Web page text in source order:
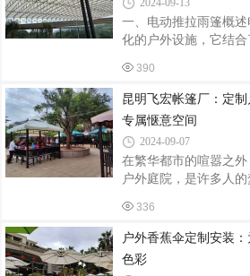
腐蚀、抗风能力强的特
环境下都能稳定使用
防晒材料，经过特殊
线和雨水，还具有良好
2024-09-13
一、电动推拉雨篷概
化的户外设施，它结
与传统雨篷相比，电
（通过电动装置实现
高（能根据不同需求
质等）、空间利用灵
拉位置）等优点。二、
装场地的实际大小确
如，在商业步行街的
时，要考虑店铺的门面
390
昆明飞宏帐篷厂：定
专属惬意空间
2024-09-07
在繁华都市的喧嚣之
户外庭院，是许多人
色彩。一、定制的魅
据个人的喜好和庭院
代简约风、欧式古典
到与之相匹配的设计
336
户外香蕉伞定制安装
色彩